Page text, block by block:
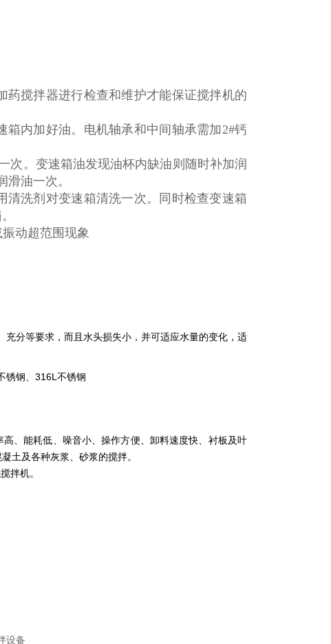
搅拌器进行检查和维护才能保证搅拌机的
内加好油。电机轴承和中间轴承需加2#钙
次。变速箱油发现油杯内缺油则随时补加润
滑油一次。
洗剂对变速箱清洗一次。同时检查变速箱
动超范围现象
分等要求，而且水头损失小，并可适应水量的变化，适
锈钢、316L不锈钢
、能耗低、噪音小、操作方便、卸料速度快、衬板及叶
土及各种灰浆、砂浆的搅拌。
拌机。